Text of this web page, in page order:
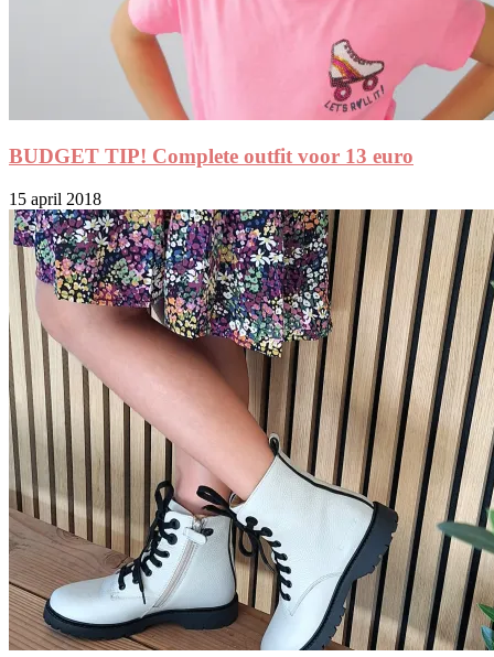
BUDGET TIP! Complete outfit voor 13 euro
15 april 2018